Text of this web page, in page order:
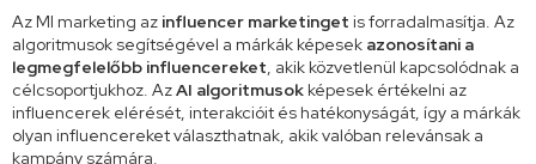
Az MI marketing az influencer marketinget is forradalmasítja. Az
algoritmusok segítségével a márkák képesek azonosítani a
legmegfelelőbb influencereket, akik közvetlenül kapcsolódnak a
célcsoportjukhoz. AzAI algoritmusok képesek értékelni az
influencerek elérését, interakcióit és hatékonyságát, így a márkák
olyan influencereket választhatnak, akik valóban relevánsak a
kampány számára.